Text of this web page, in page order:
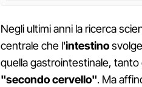
Negli ultimi anni la ricerca
centrale che l'intestino
quella gastrointestinale,
"secondo cervello". Ma